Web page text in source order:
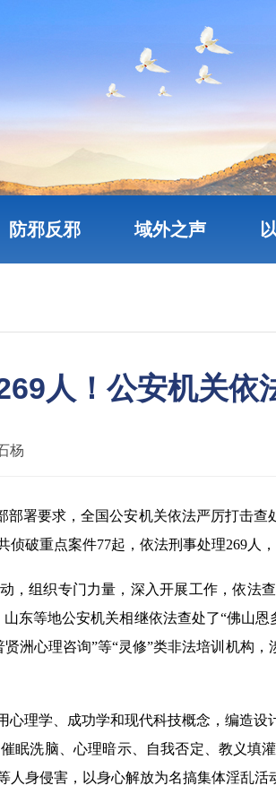
防邪反邪 域外之声
人！公安机关依
杨
署要求，全国公安机关依法严厉打击
破重点案件77起，依法刑事处理269人，
，组织专门力量，深入开展工作，依法
东等地公安机关相继依法查处了“佛山
洲心理咨询”等“灵修”类非法培训机
心理学、成功学和现代科技概念，编造
眠洗脑、心理暗示、自我否定、教义
身侵害，以身心解放为名搞集体淫乱